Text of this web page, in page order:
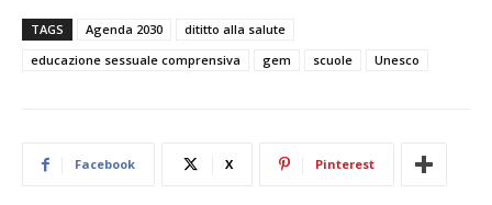
TAGS Agenda 2030
dititto alla salute
educazione sessuale comprensiva
gem scuole Unesco
Facebook X Pinterest